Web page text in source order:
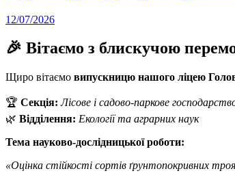
12/07/2026
🎉 Вітаємо з блискучою
Щиро вітаємо випускницю нашого ліцею
🏆 Секція: Лісове і садово-паркове
🌿 Відділення: Екології та аграрних наук
Тема науково-дослідницької роботи:
«Оцінка стійкості сортів ґрунтопокривних